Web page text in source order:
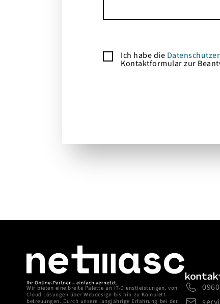
Ich habe die
Kontaktformular zur
Wir bieten eine breite Palette an IT-Dienst­leist­ung­en, von
Cloud-Lösungen über Web­design bis hin zu Komplett­
betreuungen. Durch unsere lang­jährige Erfahrung bei der